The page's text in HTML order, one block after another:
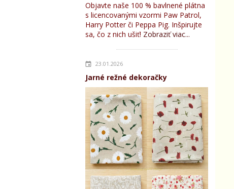
Objavte naše 100 % bavlnené plátna
s licencovanými vzormi Paw Patrol,
Harry Potter či Peppa Pig. Inšpirujte
sa, čo z nich ušiť! Zobraziť viac...
23.01.2026
Jarné režné dekoračky